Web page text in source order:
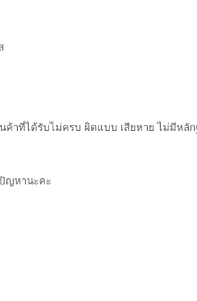
าที่ได้รับไม่ครบ ผิดแบบ เสียหาย ไม่มีห
ญหานะคะ